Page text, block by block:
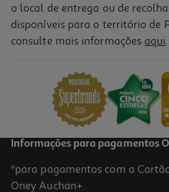
Whisky Chivas Regal Velho 12 Anos
38,49 €
o local de entrega ou de
disponíveis para o território de
consulte mais informações aqui.
Informações para pagamentos
*para pagamentos com o
Oney Auchan+.